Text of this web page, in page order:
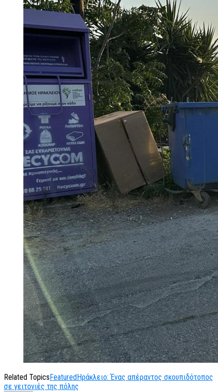
Related Topics Featured Ηράκλειο: Ένας απέραντος σκουπιδότοπος
σε γειτονιές της πόλης